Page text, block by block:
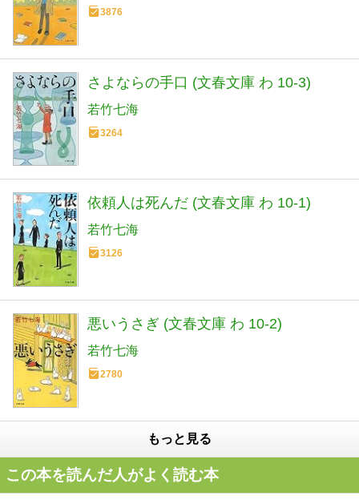
3876
さよならの手口 (文春文庫 わ 10-3)
若竹七海
3264
依頼人は死んだ (文春文庫 わ 10-1)
若竹七海
3126
悪いうさぎ (文春文庫 わ 10-2)
若竹七海
2780
もっと見る
この本を読んだ人がよく読む本